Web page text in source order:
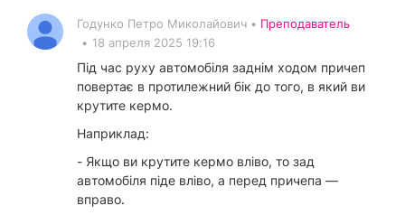
Годунко Петро Миколайович • Преподаватель
• 18 апреля 2025 19:16
Під час руху автомобіля заднім ходом причеп
повертає в протилежний бік до того, в який ви
крутите кермо.
Наприклад:
- Якщо ви крутите кермо вліво, то зад
автомобіля піде вліво, а перед причепа —
вправо.